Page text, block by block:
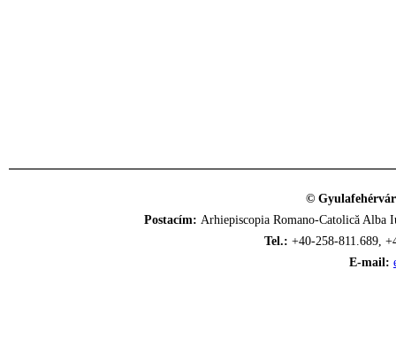
©
Postacím: Arhiepiscopia Romano-Catolică
Tel.: +40-258-811.689,
E-mail: